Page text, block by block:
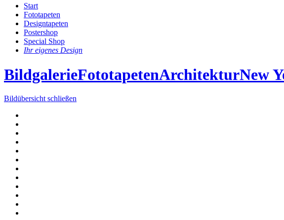
Start
Fototapeten
Designtapeten
Postershop
Special Shop
Ihr eigenes Design
BildgalerieFototapetenArchitekturNew
Bildübersicht schließen